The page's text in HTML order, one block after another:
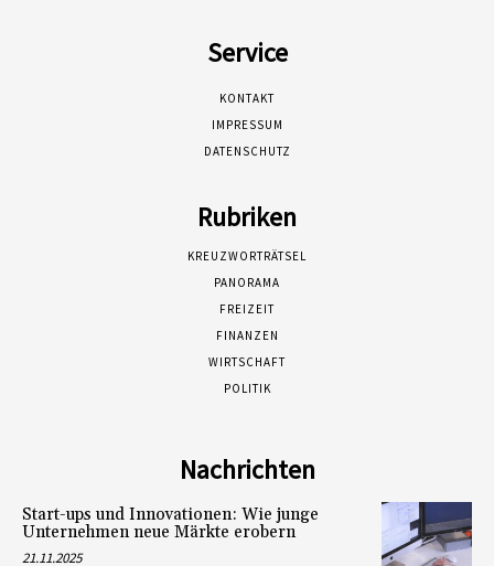
Service
KONTAKT
IMPRESSUM
DATENSCHUTZ
Rubriken
KREUZWORTRÄTSEL
PANORAMA
FREIZEIT
FINANZEN
WIRTSCHAFT
POLITIK
Nachrichten
Start-ups und Innovationen: Wie junge
Unternehmen neue Märkte erobern
21.11.2025